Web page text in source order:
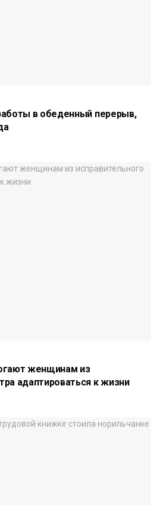
в обеденный перерыв,
женщинам из
адаптироваться к жизни